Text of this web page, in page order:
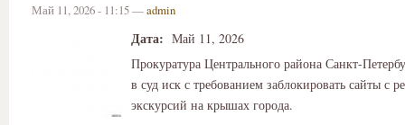
Май 11, 2026 - 11:15 —admin
Дата: Май 11, 2026
Прокуратура Центрального района Санкт-
в суд иск с требованием заблокировать сайты с
экскурсий на крышах города.